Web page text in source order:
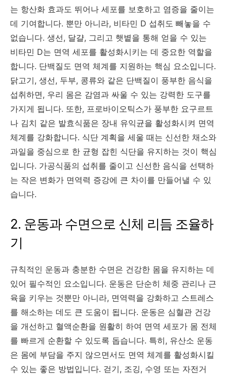
는 항산화 효과도 뛰어나 세포를 보호하고 염증을 줄이는
데 기여합니다. 뿐만 아니라, 비타민 D 섭취도 빼놓을 수
없습니다. 생선, 달걀, 그리고 햇볕을 통해 얻을 수 있는
비타민 D는 면역 세포를 활성화시키는 데 중요한 역할을
합니다. 단백질도 면역 체계를 지원하는 핵심 요소입니다.
닭고기, 생선, 두부, 콩류와 같은 단백질이 풍부한 음식을
섭취하면, 우리 몸은 감염과 싸울 수 있는 강력한 도구를
가지게 됩니다. 또한, 프로바이오틱스가 풍부한 요구르트
나 김치 같은 발효식품은 장내 유익균을 활성화시켜 면역
체계를 강화합니다. 식단 계획을 세울 때는 신선한 채소와
과일을 중심으로 한 균형 잡힌 식단을 유지하는 것이 핵심
입니다. 가공식품의 섭취를 줄이고 신선한 음식을 선택하
는 작은 변화가 면역력 증강에 큰 차이를 만들어낼 수 있
습니다.
2. 운동과 수면으로 신체 리듬 조율하
기
규칙적인 운동과 충분한 수면은 건강한 몸을 유지하는 데
있어 필수적인 요소입니다. 운동은 단순히 체중 관리나 근
육을 키우는 것뿐만 아니라, 면역력을 강화하고 스트레스
를 해소하는 데도 큰 도움이 됩니다. 운동은 심혈관 건강
을 개선하고 혈액순환을 원활히 하여 면역 세포가 몸 전체
를 빠르게 순환할 수 있도록 돕습니다. 특히, 유산소 운동
은 몸에 부담을 주지 않으면서도 면역 체계를 활성화시킬
수 있는 좋은 방법입니다. 걷기, 조깅, 수영 또는 자전거